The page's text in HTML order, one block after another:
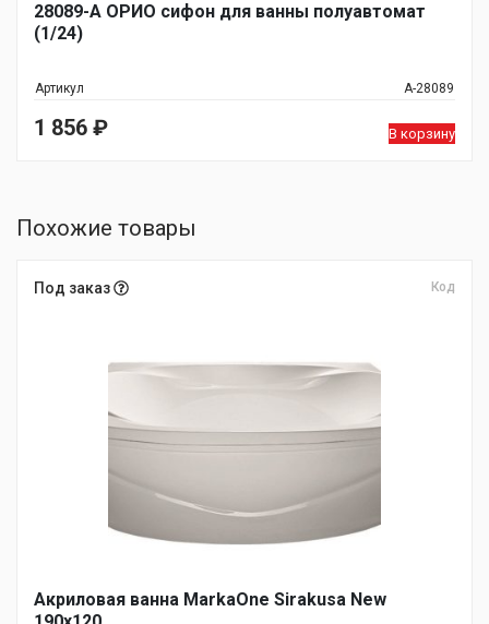
28089-А ОРИО сифон для ванны полуавтомат
(1/24)
Артикул А-28089
1 856 ₽ В корзину
Похожие товары
Под заказ Код
Акриловая ванна MarkaOne Sirakusa New